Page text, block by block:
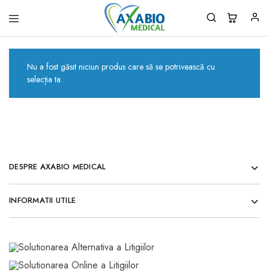
Axabio
Medical
Solutii
pentru
ta!
Nu a fost găsit niciun produs care să se potrivească cu
selecția ta.
DESPRE AXABIO MEDICAL
INFORMATII UTILE